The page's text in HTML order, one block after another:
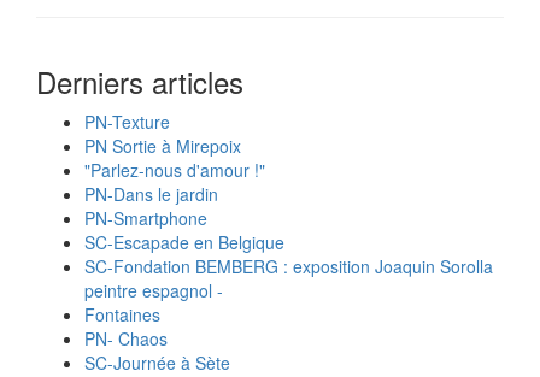
Derniers articles
PN-Texture
PN Sortie à Mirepoix
"Parlez-nous d'amour !"
PN-Dans le jardin
PN-Smartphone
SC-Escapade en Belgique
SC-Fondation BEMBERG : exposition Joaquin Sorolla
peintre espagnol -
Fontaines
PN- Chaos
SC-Journée à Sète